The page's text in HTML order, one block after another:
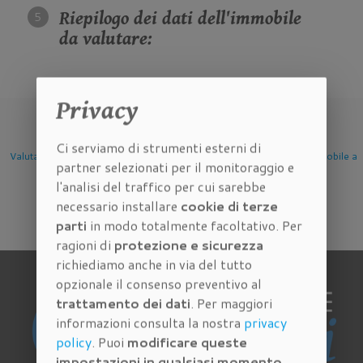
Riepilogo dei dati dell'immobile
da valutare:
Valutazione Immobile a
Firenze
Valutazione Immobile a
Scandicci
Valutazione Immobile
Sesto Fiorentino
Privacy
Ci serviamo di strumenti esterni di
partner selezionati per il monitoraggio e
l'analisi del traffico per cui sarebbe
necessario installare cookie di terze
parti in modo totalmente facoltativo. Per
ragioni di protezione e sicurezza
richiediamo anche in via del tutto
opzionale il consenso preventivo al
trattamento dei dati. Per maggiori
informazioni consulta la nostra privacy
policy. Puoi modificare queste